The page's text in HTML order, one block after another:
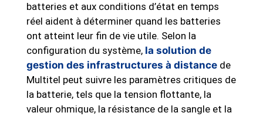
batteries et aux conditions d’état en temps
réel aident à déterminer quand les batteries
ont atteint leur fin de vie utile. Selon la
configuration du système, la solution de
gestion des infrastructures à distance de
Multitel peut suivre les paramètres critiques de
la batterie, tels que la tension flottante, la
valeur ohmique, la résistance de la sangle et la